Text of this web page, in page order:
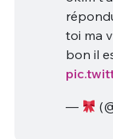
toi ma
bon il
—